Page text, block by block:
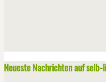
Neueste Nachrichten auf selb-